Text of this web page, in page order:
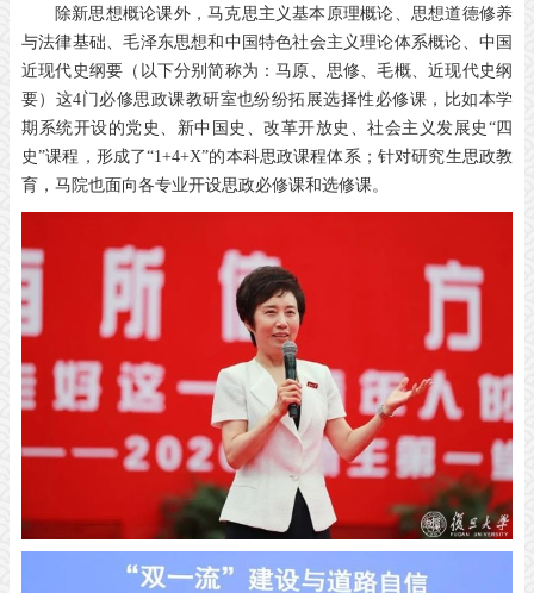
除新思想概论课外，马克思主义基本原理概论、思想道德修养
与法律基础、毛泽东思想和中国特色社会主义理论体系概论、中国
近现代史纲要（以下分别简称为：马原、思修、毛概、近现代史纲
要）这4门必修思政课教研室也纷纷拓展选择性必修课，比如本学
期系统开设的党史、新中国史、改革开放史、社会主义发展史“四
史”课程，形成了“1+4+X”的本科思政课程体系；针对研究生思政教
育，马院也面向各专业开设思政必修课和选修课。